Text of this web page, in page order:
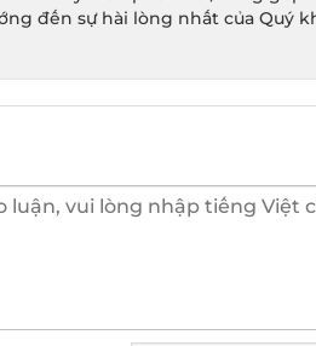
đến sự hài lòng nhất của Quý